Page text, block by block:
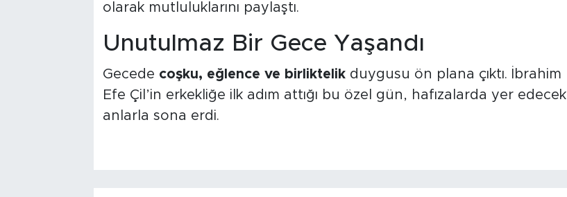
olarak mutluluklarını paylaştı.
Unutulmaz Bir Gece Yaşandı
Gecede coşku, eğlence ve birliktelikduygusu ön plana çıktı. İbrahim
Efe Çil’in erkekliğe ilk adım attığı bu özel gün, hafızalarda yer edecek
anlarla sona erdi.